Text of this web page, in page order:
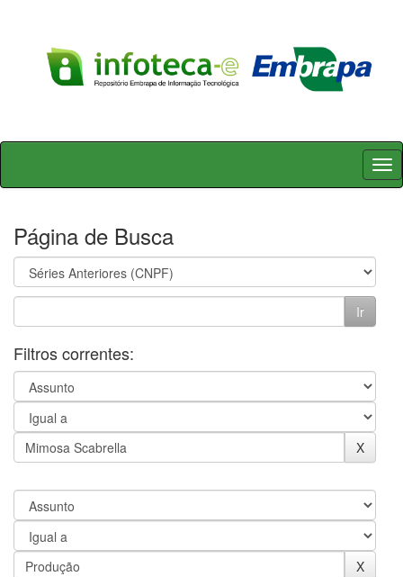
Skip
Página de Busca
Filtros correntes: